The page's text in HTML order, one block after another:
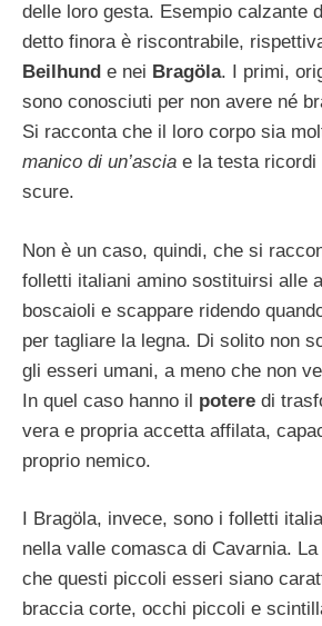
delle loro gesta. Esempio calzante
detto finora è riscontrabile,
Beilhund e nei Bragöla. I primi,
sono conosciuti per non avere né
Si racconta che il loro corpo sia
manico di un’ascia e la testa ricordi
scure.
Non è un caso, quindi, che si
folletti italiani amino sostituirsi alle
boscaioli e scappare ridendo
per tagliare la legna. Di solito non
gli esseri umani, a meno che non
In quel caso hanno il potere di
vera e propria accetta affilata,
proprio nemico.
I Bragöla, invece, sono i folletti
nella valle comasca di Cavarnia.
che questi piccoli esseri siano
braccia corte, occhi piccoli e